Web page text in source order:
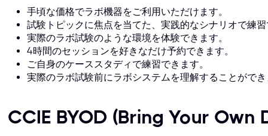
手頃な価格でラボ機器をご利用いただけます。
試験トピックに焦点を当てた、実践的なシナリオで練習
実際のラボ試験のような環境を体験できます。
4時間のセッションを好きなだけ予約できます。
ご自身のケーススタディで練習できます。
実際のラボ試験前にラボシステムを理解することができ
CCIE BYOD (Bring Your